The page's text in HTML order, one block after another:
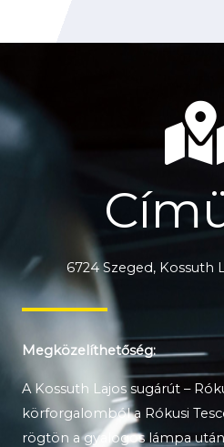
6724 Szeged, Kossuth
Megközelíthetőség:
A Kossuth Lajos sugárút –
körforgalomból a Rókusi
rögtön a gyalogos lámpa